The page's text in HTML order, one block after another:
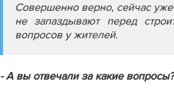
Совершенно верно, сейчас уже
не запаздывают перед
вопросов у жителей.
- А вы отвечали за какие вопросы?